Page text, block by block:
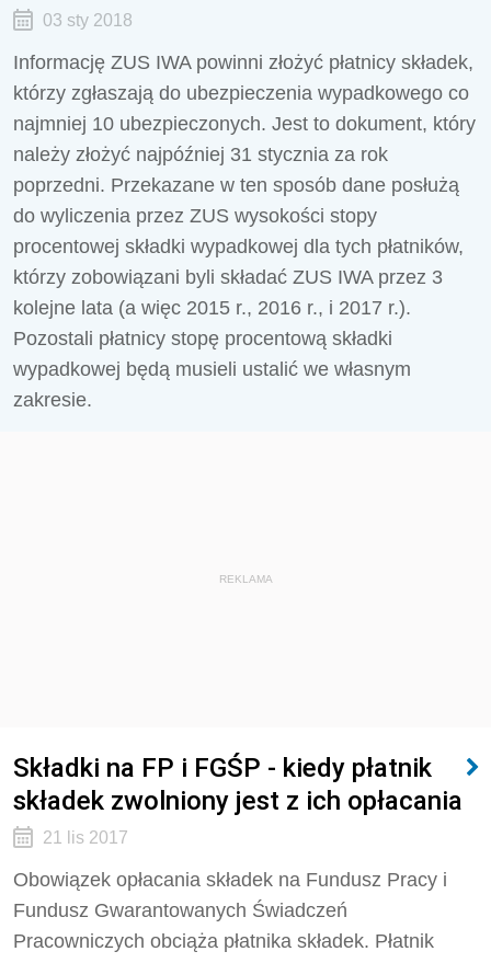
03 sty 2018
Informację ZUS IWA powinni złożyć płatnicy składek,
którzy zgłaszają do ubezpieczenia wypadkowego co
najmniej 10 ubezpieczonych. Jest to dokument, który
należy złożyć najpóźniej 31 stycznia za rok
poprzedni. Przekazane w ten sposób dane posłużą
do wyliczenia przez ZUS wysokości stopy
procentowej składki wypadkowej dla tych płatników,
którzy zobowiązani byli składać ZUS IWA przez 3
kolejne lata (a więc 2015 r., 2016 r., i 2017 r.).
Pozostali płatnicy stopę procentową składki
wypadkowej będą musieli ustalić we własnym
zakresie.
REKLAMA
Składki na FP i FGŚP - kiedy płatnik
składek zwolniony jest z ich opłacania
21 lis 2017
Obowiązek opłacania składek na Fundusz Pracy i
Fundusz Gwarantowanych Świadczeń
Pracowniczych obciąża płatnika składek. Płatnik